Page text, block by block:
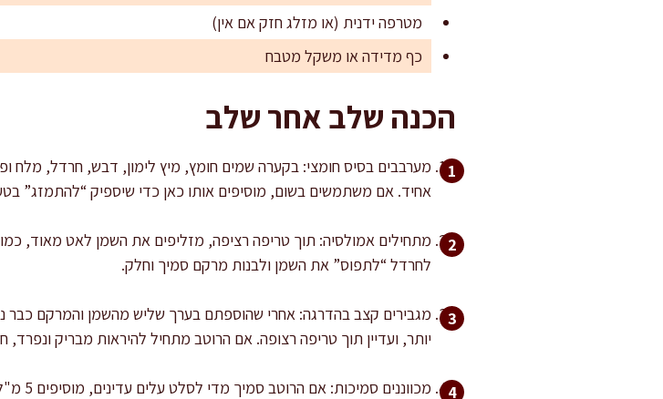
מטרפה ידנית (או מזלג חזק אם אין)
כף מדידה או משקל מטבח
הכנה שלב אחר שלב
אחיד. אם משתמשים בשום, מוסיפים אותו כאן כדי שיספיק “להתמזג”
מתחילים אמולסיה: תוך טריפה רציפה, מזליפים את השמן לאט מאוד,
לחרדל “לתפוס” את השמן ולבנות מרקם סמיך וחלק.
מגבירים קצב בהדרגה: אחרי שהוספתם בערך שליש מהשמן והמרקם
יותר, ועדיין תוך טריפה רצופה. אם הרוטב מתחיל להיראות מבריק ונפרד,